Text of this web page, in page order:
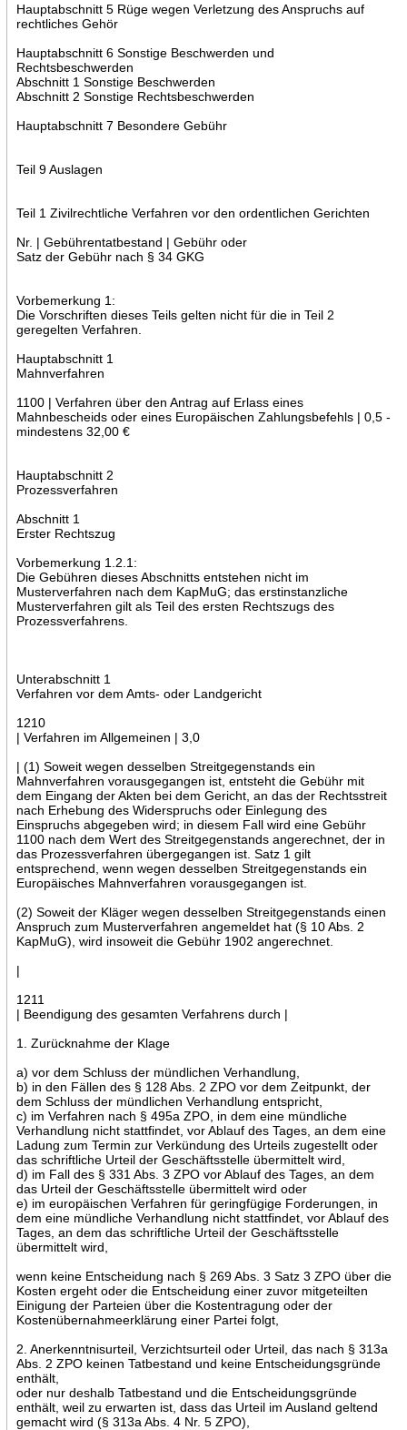
Hauptabschnitt 5 Rüge wegen Verletzung des Anspruchs auf
rechtliches Gehör
Hauptabschnitt 6 Sonstige Beschwerden und
Rechtsbeschwerden
Abschnitt 1 Sonstige Beschwerden
Abschnitt 2 Sonstige Rechtsbeschwerden
Hauptabschnitt 7 Besondere Gebühr
Teil 9 Auslagen
Teil 1 Zivilrechtliche Verfahren vor den ordentlichen Gerichten
Nr. | Gebührentatbestand | Gebühr oder
Satz der Gebühr nach § 34 GKG
Vorbemerkung 1:
Die Vorschriften dieses Teils gelten nicht für die in Teil 2
geregelten Verfahren.
Hauptabschnitt 1
Mahnverfahren
1100 | Verfahren über den Antrag auf Erlass eines
Mahnbescheids oder eines Europäischen Zahlungsbefehls | 0,5 -
mindestens 32,00 €
Hauptabschnitt 2
Prozessverfahren
Abschnitt 1
Erster Rechtszug
Vorbemerkung 1.2.1:
Die Gebühren dieses Abschnitts entstehen nicht im
Musterverfahren nach dem KapMuG; das erstinstanzliche
Musterverfahren gilt als Teil des ersten Rechtszugs des
Prozessverfahrens.
Unterabschnitt 1
Verfahren vor dem Amts- oder Landgericht
1210
| Verfahren im Allgemeinen | 3,0
| (1) Soweit wegen desselben Streitgegenstands ein
Mahnverfahren vorausgegangen ist, entsteht die Gebühr mit
dem Eingang der Akten bei dem Gericht, an das der Rechtsstreit
nach Erhebung des Widerspruchs oder Einlegung des
Einspruchs abgegeben wird; in diesem Fall wird eine Gebühr
1100 nach dem Wert des Streitgegenstands angerechnet, der in
das Prozessverfahren übergegangen ist. Satz 1 gilt
entsprechend, wenn wegen desselben Streitgegenstands ein
Europäisches Mahnverfahren vorausgegangen ist.
(2) Soweit der Kläger wegen desselben Streitgegenstands einen
Anspruch zum Musterverfahren angemeldet hat (§ 10 Abs. 2
KapMuG), wird insoweit die Gebühr 1902 angerechnet.
|
1211
| Beendigung des gesamten Verfahrens durch |
1. Zurücknahme der Klage
a) vor dem Schluss der mündlichen Verhandlung,
b) in den Fällen des § 128 Abs. 2 ZPO vor dem Zeitpunkt, der
dem Schluss der mündlichen Verhandlung entspricht,
c) im Verfahren nach § 495a ZPO, in dem eine mündliche
Verhandlung nicht stattfindet, vor Ablauf des Tages, an dem eine
Ladung zum Termin zur Verkündung des Urteils zugestellt oder
das schriftliche Urteil der Geschäftsstelle übermittelt wird,
d) im Fall des § 331 Abs. 3 ZPO vor Ablauf des Tages, an dem
das Urteil der Geschäftsstelle übermittelt wird oder
e) im europäischen Verfahren für geringfügige Forderungen, in
dem eine mündliche Verhandlung nicht stattfindet, vor Ablauf des
Tages, an dem das schriftliche Urteil der Geschäftsstelle
übermittelt wird,
wenn keine Entscheidung nach § 269 Abs. 3 Satz 3 ZPO über die
Kosten ergeht oder die Entscheidung einer zuvor mitgeteilten
Einigung der Parteien über die Kostentragung oder der
Kostenübernahmeerklärung einer Partei folgt,
2. Anerkenntnisurteil, Verzichtsurteil oder Urteil, das nach § 313a
Abs. 2 ZPO keinen Tatbestand und keine Entscheidungsgründe
enthält,
oder nur deshalb Tatbestand und die Entscheidungsgründe
enthält, weil zu erwarten ist, dass das Urteil im Ausland geltend
gemacht wird (§ 313a Abs. 4 Nr. 5 ZPO),